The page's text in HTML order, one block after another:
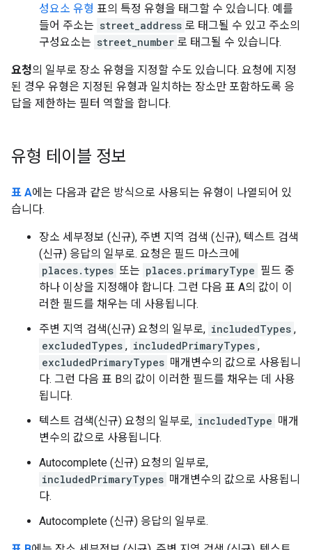
성요소 유형 표의 특정 유형을 태그할 수 있습니다. 예를
들어 주소는 street_address 로 태그될 수 있고 주소의
구성요소는 street_number 로 태그될 수 있습니다.
요청의 일부로 장소 유형을 지정할 수도 있습니다. 요청에 지정
된 경우 유형은 지정된 유형과 일치하는 장소만 포함하도록 응
답을 제한하는 필터 역할을 합니다.
유형 테이블 정보
표 A에는 다음과 같은 방식으로 사용되는 유형이 나열되어 있
습니다.
장소 세부정보 (신규), 주변 지역 검색 (신규), 텍스트 검색
(신규) 응답의 일부로. 요청은 필드 마스크에
places.types 또는 places.primaryType 필드 중
하나 이상을 지정해야 합니다. 그런 다음 표 A의 값이 이
러한 필드를 채우는 데 사용됩니다.
주변 지역 검색(신규) 요청의 일부로, includedTypes ,
excludedTypes , includedPrimaryTypes ,
excludedPrimaryTypes 매개변수의 값으로 사용됩니
다. 그런 다음 표 B의 값이 이러한 필드를 채우는 데 사용
됩니다.
텍스트 검색(신규) 요청의 일부로, includedType 매개
변수의 값으로 사용됩니다.
Autocomplete (신규) 요청의 일부로,
includedPrimaryTypes 매개변수의 값으로 사용됩니
다.
Autocomplete (신규) 응답의 일부로.